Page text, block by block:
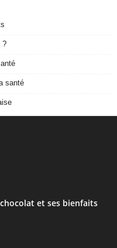
?
santé
et ses bienfaits